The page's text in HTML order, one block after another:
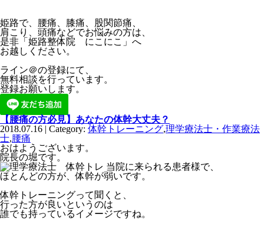
姫路で、腰痛、膝痛、股関節痛、
肩こり、頭痛などでお悩みの方は、
是非「姫路整体院 にこにこ」へ
お越しください。
ライン＠の登録にて、
無料相談を行っています。
登録お願いします。
【腰痛の方必見】あなたの体幹大丈夫？
2018.07.16 | Category: 体幹トレーニング,理学療法士・作業療法
士,腰痛
おはようございます。
院長の堀です。
当院に来られる患者様で、
ほとんどの方が、体幹が弱いです。
体幹トレーニングって聞くと、
行った方が良いというのは
誰でも持っているイメージですね。